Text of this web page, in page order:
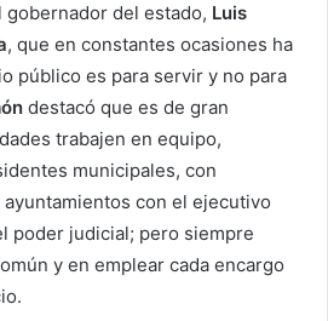
gobernador del estado, Luis
, que en constantes ocasiones ha
público es para servir y no para
destacó que es de gran
trabajen en equipo,
municipales, con
con el ejecutivo
poder judicial; pero siempre
y en emplear cada encargo